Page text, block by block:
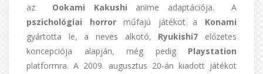
az Ookami Kakushi anime adaptációja. A
pszichológiai horrorműfajú játékot a Konami
gyártotta le, a neves alkotó, Ryukishi7 előzetes
koncepciója alapján, még pedig Playstation
platformra. A 2009. augusztus 20-án kiadott játékot